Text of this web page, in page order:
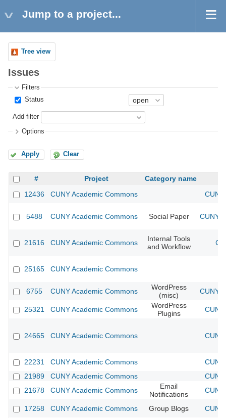
Jump to a project...
Tree view
Issues
Filters
Status
Add filter
Options
Apply Clear
# Project
Category name
12436
CUNY Academic Commons
5488 CUNY Academic Commons Social Paper CUNY
21616 CUNY Academic Commons
Internal Tools
and Workflow
25165 CUNY Academic Commons
6755 CUNY Academic Commons
WordPress
(misc)
CUNY
25321 CUNY Academic Commons
WordPress
Plugins
24665 CUNY Academic Commons
22231 CUNY Academic Commons
21989
CUNY Academic Commons
21678
CUNY Academic Commons
Email
Notifications
17258 CUNY Academic Commons Group Blogs